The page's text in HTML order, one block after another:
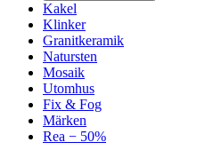
Kakel
Klinker
Granitkeramik
Natursten
Mosaik
Utomhus
Fix & Fog
Märken
Rea − 50%